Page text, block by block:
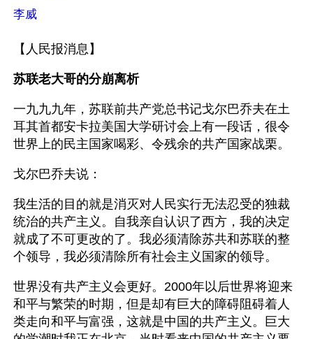
李威
【人民报消息】
苏联老大哥的分崩离析
一九九九年，苏联前共产党总书记戈尔巴乔夫在土
耳其首都安卡拉美国大学研讨会上有一段话，很令
世界上的民主国家喝彩、令残余的共产国家战栗。
戈尔巴乔夫说：
我生活的目的就是消灭对人民实行无法忍受的独裁
统治的共产主义。自我亲自认识了西方，我的决定
就成了不可更改的了。我必须清除苏共和苏联的整
个领导，我必须清除所有社会主义国家的领导。
世界没有共产主义会更好。2000年以后世界将迎来
和平与繁荣的时期，但是却有巨大的障碍阻碍着人
类走向和平与富强，这就是中国的共产主义。巨大